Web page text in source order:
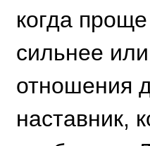
когда
сильнее
отношения
наставник,